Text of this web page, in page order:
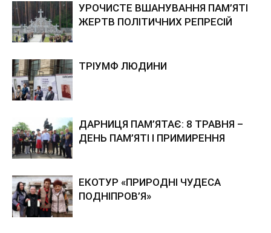
УРОЧИСТЕ ВШАНУВАННЯ ПАМ’ЯТІ
ЖЕРТВ ПОЛІТИЧНИХ РЕПРЕСІЙ
ТРІУМФ ЛЮДИНИ
ДАРНИЦЯ ПАМ’ЯТАЄ: 8 ТРАВНЯ –
ДЕНЬ ПАМ’ЯТІ І ПРИМИРЕННЯ
ЕКОТУР «ПРИРОДНІ ЧУДЕСА
ПОДНІПРОВ’Я»